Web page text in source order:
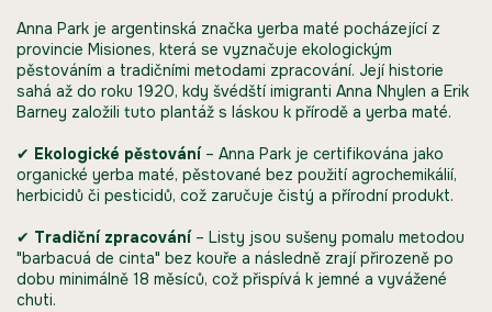
Anna Park je argentinská značka yerba maté pocházející z
provincie Misiones, která se vyznačuje ekologickým
pěstováním a tradičními metodami zpracování. Její historie
sahá až do roku 1920, kdy švédští imigranti Anna Nhylen a Erik
Barney založili tuto plantáž s láskou k přírodě a yerba maté.
✔ Ekologické pěstování – Anna Park je certifikována jako
organické yerba maté, pěstované bez použití agrochemikálií,
herbicidů či pesticidů, což zaručuje čistý a přírodní produkt.
✔ Tradiční zpracování – Listy jsou sušeny pomalu metodou
"barbacuá de cinta" bez kouře a následně zrají přirozeně po
dobu minimálně 18 měsíců, což přispívá k jemné a vyvážené
chuti.